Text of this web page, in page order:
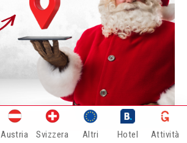
Austria Svizzera Altri Hotel Attività